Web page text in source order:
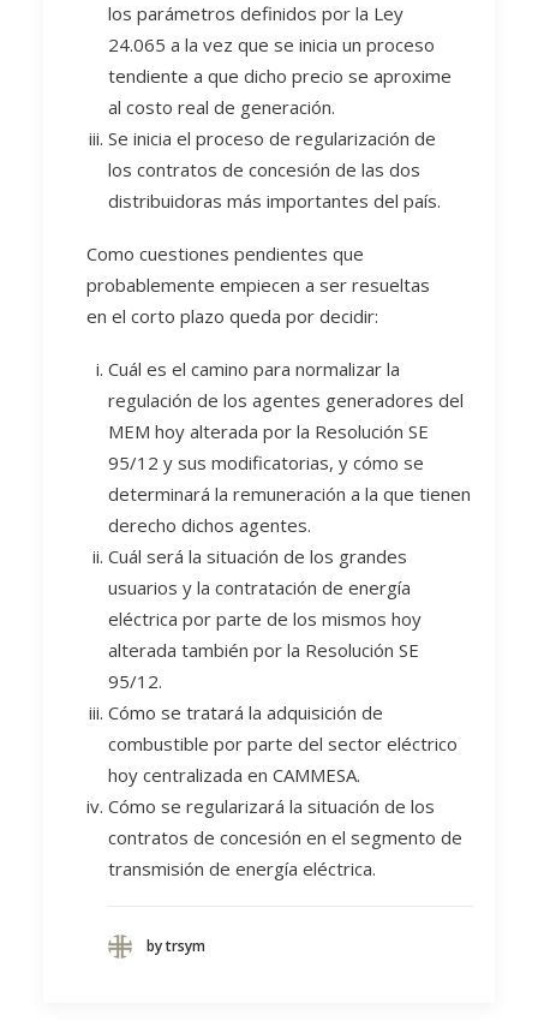
los parámetros definidos por la Ley
24.065 a la vez que se inicia un proceso
tendiente a que dicho precio se aproxime
al costo real de generación.
Se inicia el proceso de regularización de
los contratos de concesión de las dos
distribuidoras más importantes del país.
Como cuestiones pendientes que
probablemente empiecen a ser resueltas
en el corto plazo queda por decidir:
Cuál es el camino para normalizar la
regulación de los agentes generadores del
MEM hoy alterada por la Resolución SE
95/12 y sus modificatorias, y cómo se
determinará la remuneración a la que tienen
derecho dichos agentes.
Cuál será la situación de los grandes
usuarios y la contratación de energía
eléctrica por parte de los mismos hoy
alterada también por la Resolución SE
95/12.
Cómo se tratará la adquisición de
combustible por parte del sector eléctrico
hoy centralizada en CAMMESA.
Cómo se regularizará la situación de los
contratos de concesión en el segmento de
transmisión de energía eléctrica.
by trsym